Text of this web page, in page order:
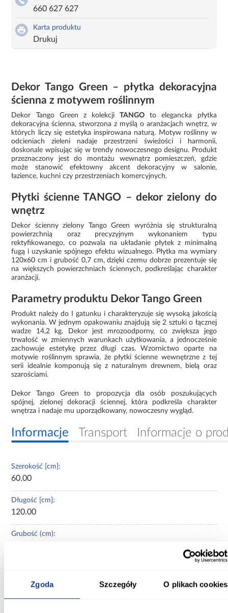
Zgoda Szczegóły O plikach cookies
660 627 627
Karta produktu
Drukuj
Dekor Tango Green – płytka dekoracyjna
ścienna z motywem roślinnym
Dekor Tango Green z kolekcjiTANGO to elegancka płytka
dekoracyjna ścienna, stworzona z myślą o aranżacjach wnętrz, w
których liczy się estetyka inspirowana naturą. Motyw roślinny w
odcieniach zieleni nadaje przestrzeni świeżości i harmonii,
doskonale wpisując się w trendy nowoczesnego designu. Produkt
przeznaczony jest do montażu wewnątrz pomieszczeń, gdzie
może stanowić efektowny akcent dekoracyjny w salonie,
łazience, kuchni czy przestrzeniach komercyjnych.
Płytki ścienne TANGO – dekor zielony do
wnętrz
Dekor ścienny zielony Tango Green wyróżnia się strukturalną
powierzchnią oraz precyzyjnym wykonaniem typu
rektyfikowanego, co pozwala na układanie płytek z minimalną
fugą i uzyskanie spójnego efektu wizualnego. Płytka ma wymiary
120x60 cm i grubość 0,7 cm, dzięki czemu dobrze prezentuje się
na większych powierzchniach ściennych, podkreślając charakter
aranżacji.
Parametry produktu Dekor Tango Green
Produkt należy do I gatunku i charakteryzuje się wysoką jakością
wykonania. W jednym opakowaniu znajdują się 2 sztuki o łącznej
wadze 14,2 kg. Dekor jest mrozoodporny, co zwiększa jego
trwałość w zmiennych warunkach użytkowania, a jednocześnie
zachowuje estetykę przez długi czas. Wzornictwo oparte na
motywie roślinnym sprawia, że płytki ścienne wewnętrzne z tej
serii idealnie komponują się z naturalnym drewnem, bielą oraz
szarościami.
Dekor Tango Green to propozycja dla osób poszukujących
spójnej, zielonej dekoracji ściennej, która podkreśla charakter
wnętrza i nadaje mu uporządkowany, nowoczesny wygląd.
Informacje Transport Informacje o
Szerokość [cm]:
60.00
Długość [cm]:
120.00
Grubość (cm):
Typ płytki: